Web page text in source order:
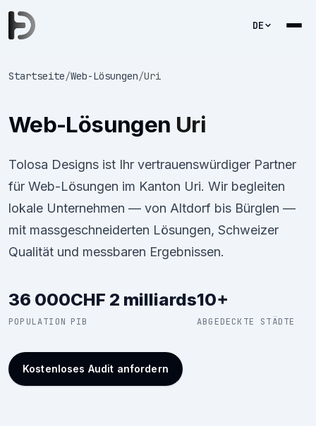
DE
Startseite/Web-Lösungen/Uri
Web-Lösungen Uri
Tolosa Designs ist Ihr vertrauenswürdiger Partner
für Web-Lösungen im Kanton Uri. Wir begleiten
lokale Unternehmen — von Altdorf bis Bürglen —
mit massgeschneiderten Lösungen, Schweizer
Qualität und messbaren Ergebnissen.
36 000
POPULATION
CHF 2 milliards
PIB
10+
ABGEDECKTE STÄDTE
Kostenloses Audit anfordern